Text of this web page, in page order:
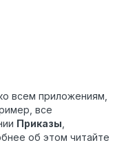
всем приложениям,
все
Приказы
об этом читайте